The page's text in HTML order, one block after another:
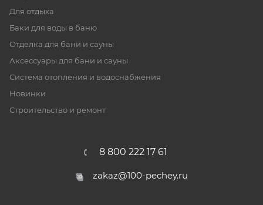
Для отдыха
Баки для воды в баню
Отделка для бани и сауны
Аксессуары для бани и сауны
Система отопления и водоснабжения
Новинки
Строительство и ремонт
8 800 222 17 61
zakaz@100-pechey.ru